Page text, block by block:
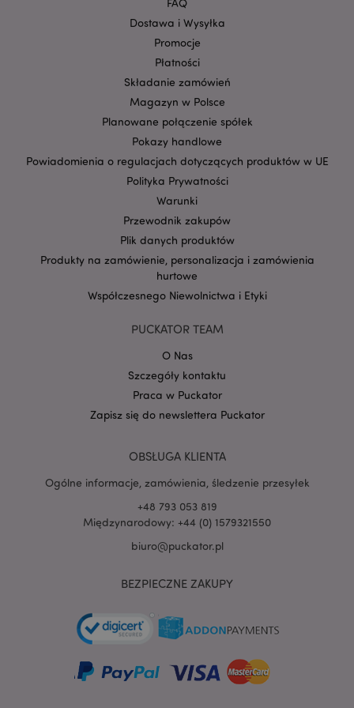
FAQ
Dostawa i Wysyłka
Promocje
Płatności
Składanie zamówień
Magazyn w Polsce
Planowane połączenie spółek
Pokazy handlowe
Powiadomienia o regulacjach dotyczących produktów w UE
Polityka Prywatności
Warunki
Przewodnik zakupów
Plik danych produktów
Produkty na zamówienie, personalizacja i zamówienia
hurtowe
Współczesnego Niewolnictwa i Etyki
PUCKATOR TEAM
O Nas
Szczegóły kontaktu
Praca w Puckator
Zapisz się do newslettera Puckator
OBSŁUGA KLIENTA
Ogólne informacje, zamówienia, śledzenie przesyłek
+48 793 053 819
Międzynarodowy: +44 (0) 1579321550
biuro@puckator.pl
BEZPIECZNE ZAKUPY
mage-cache-storage-section-
form_key
Adobe Inc.
.www.puckator.pl
mage-cache-storage